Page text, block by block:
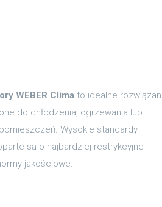
WEBER Clima to idealne
do chłodzenia, ogrzewania lub
Wysokie standardy
są o najbardziej restrykcyjne
jakościowe.